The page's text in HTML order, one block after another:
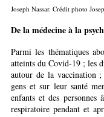
Joseph Nassar. Crédit photo
De la médecine à la
Parmi les thématiques
atteints du Covid-19 ; les
autour de la vaccination
gens et sur leur santé
enfants et des personnes
respiratoire pendant et